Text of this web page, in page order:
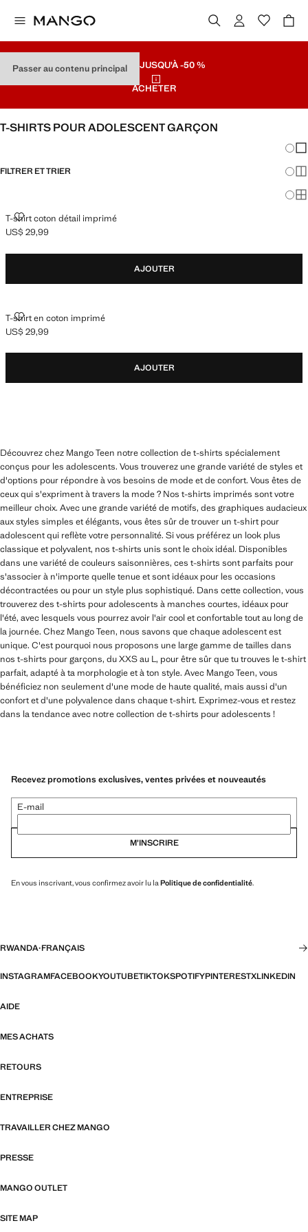
Passer au contenu principal
SOLDES JUSQU'À -50 %
ACHETER
T-SHIRTS POUR ADOLESCENT GARÇON
FILTRER ET TRIER
T-shirt coton détail imprimé
T-SHIRT COTON DÉTAIL IMPRIMÉ
Prix actuel [US$ 29,99 ]
US$ 29,99
AJOUTER
T-shirt en coton imprimé
T-SHIRT EN COTON IMPRIMÉ
Prix actuel [US$ 29,99 ]
US$ 29,99
AJOUTER
Découvrez chez Mango Teen notre collection de t-shirts spécialement
conçus pour les adolescents. Vous trouverez une grande variété de styles et
d'options pour répondre à vos besoins de mode et de confort. Vous êtes de
ceux qui s'expriment à travers la mode ? Nos t-shirts imprimés sont votre
meilleur choix. Avec une grande variété de motifs, des graphiques audacieux
aux styles simples et élégants, vous êtes sûr de trouver un t-shirt pour
adolescent qui reflète votre personnalité. Si vous préférez un look plus
classique et polyvalent, nos t-shirts unis sont le choix idéal. Disponibles
dans une variété de couleurs saisonnières, ces t-shirts sont parfaits pour
s'associer à n'importe quelle tenue et sont idéaux pour les occasions
décontractées ou pour un style plus sophistiqué. Dans cette collection, vous
trouverez des t-shirts pour adolescents à manches courtes, idéaux pour
l'été, avec lesquels vous pourrez avoir l'air cool et confortable tout au long de
la journée. Chez Mango Teen, nous savons que chaque adolescent est
unique. C'est pourquoi nous proposons une large gamme de tailles dans
nos t-shirts pour garçons, du XXS au L, pour être sûr que tu trouves le t-shirt
parfait, adapté à ta morphologie et à ton style. Avec Mango Teen, vous
bénéficiez non seulement d'une mode de haute qualité, mais aussi d'un
confort et d'une polyvalence dans chaque t-shirt. Exprimez-vous et restez
dans la tendance avec notre collection de t-shirts pour adolescents !
Recevez promotions exclusives, ventes privées et nouveautés
E-mail
M’INSCRIRE
En vous inscrivant, vous confirmez avoir lu la Politique de confidentialité.
RWANDA·FRANÇAIS
INSTAGRAMFACEBOOKYOUTUBETIKTOKSPOTIFYPINTERESTXLINKEDIN
AIDE
MES ACHATS
RETOURS
ENTREPRISE
TRAVAILLER CHEZ MANGO
PRESSE
MANGO OUTLET
SITE MAP